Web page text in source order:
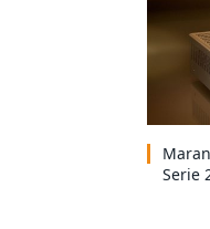
Serie